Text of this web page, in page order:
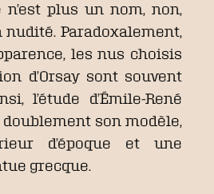
plus un nom, non,
nudité. Paradoxalement,
les nus choisis
d’Orsay sont souvent
l’étude d’Émile-René
son modèle,
d’époque et une
grecque.